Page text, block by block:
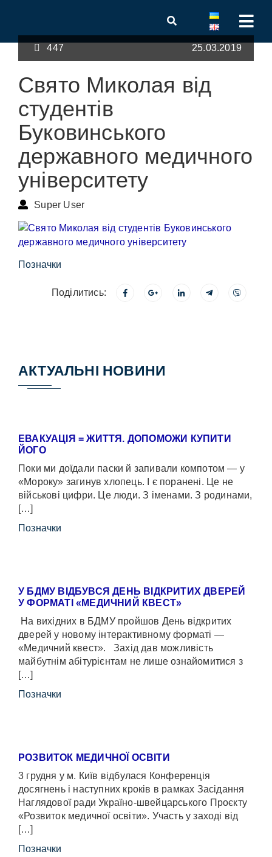
447 25.03.2019
Свято Миколая від
студентів
Буковинського
державного медичного
університету
Super User
Позначки
Поділитись:
АКТУАЛЬНІ НОВИНИ
ЕВАКУАЦІЯ = ЖИТТЯ. ДОПОМОЖИ КУПИТИ
ЙОГО
Поки ми доїдали паски й запивали компотом — у
«Мороку» загинув хлопець. І є поранені. Це не
військові цифри. Це люди. З іменами. З родинами,
[…]
Позначки
У БДМУ ВІДБУВСЯ ДЕНЬ ВІДКРИТИХ ДВЕРЕЙ
У ФОРМАТІ «МЕДИЧНИЙ КВЕСТ»
На вихідних в БДМУ пройшов День відкритих
дверей у новому інтерактивному форматі —
«Медичний квест». Захід дав можливість
майбутнім абітурієнтам не лише ознайомитися з
[…]
Позначки
РОЗВИТОК МЕДИЧНОЇ ОСВІТИ
3 грудня у м. Київ відбулася Конференція
досягнень і наступних кроків в рамках Засідання
Наглядової ради Україно-швейцарського Проєкту
«Розвиток медичної освіти». Участь у заході від
[…]
Позначки